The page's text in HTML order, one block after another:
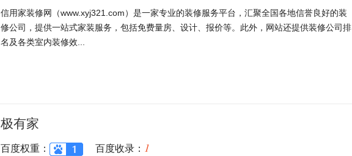
信用家装修网（www.xyj321.com）是一家专业的装修服务平台，汇聚全国各地信誉良好的装
修公司，提供一站式家装服务，包括免费量房、设计、报价等。此外，网站还提供装修公司排
名及各类室内装修效...
极有家
百度权重： 百度收录： 1